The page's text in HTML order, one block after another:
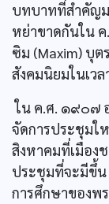
บทบาทที่สำคัญ
หย่าขาดกันใน
ซิม (Maxim) บุต
สังคมนิยมในเว
ใน ค.ศ. ๑๙๐๗
จัดการประชุม
สิงหาคมที่เมือง
ประชุมที่จะมีขึ้น
การศึกษาของพ